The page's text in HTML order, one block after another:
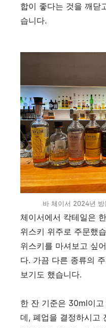
합이 좋다는 것을 깨닫
습니다.
바 체이서 2024년
체이서에서 칵테일은
위스키 위주로 주문했
위스키를 마셔보고 싶
다. 가끔 다른 종류의
보기도 했습니다.
한 잔 기준은 30ml이
데, 폐업을 결정하시고